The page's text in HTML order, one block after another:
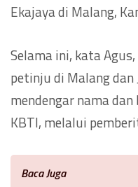
Ekajaya di Malang,
Selama ini, kata
petinju di Malang
mendengar nama
KBTI, melalui
Baca Juga